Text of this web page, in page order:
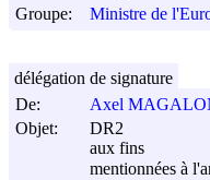
Groupe:
Ministre de
De:
Axel
Objet:
DR2
aux fins
mentionnées à
délégation de signature